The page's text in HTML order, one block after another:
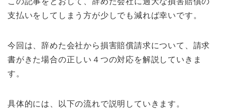
支払いをしてしまう方が少しでも減れば幸いです。
今回は、辞めた会社から損害賠償請求について、請求
書がきた場合の正しい４つの対応を解説していきま
す。
具体的には、以下の流れで説明していきます。